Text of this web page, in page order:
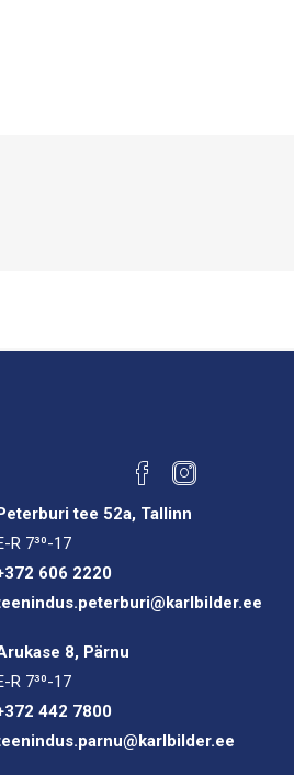
tee 52a, Tallinn
R 7³⁰-17
606 2220
8, Pärnu
R 7³⁰-17
442 7800